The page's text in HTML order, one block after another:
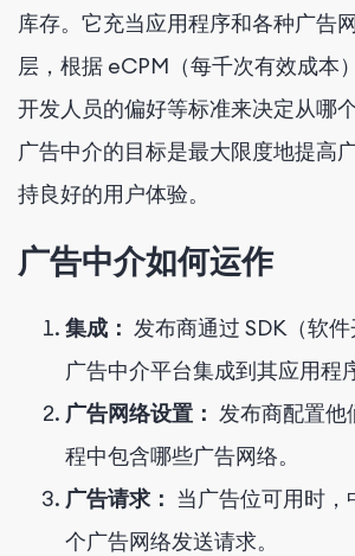
库存。它充当应用程序和各种广告
层，根据 eCPM（每千次有效成本
开发人员的偏好等标准来决定从哪
广告中介的目标是最大限度地提高
持良好的用户体验。
广告中介如何运作
集成： 发布商通过 SDK（软
广告中介平台集成到其应用程
广告网络设置： 发布商配置他
程中包含哪些广告网络。
广告请求： 当广告位可用时，
个广告网络发送请求。